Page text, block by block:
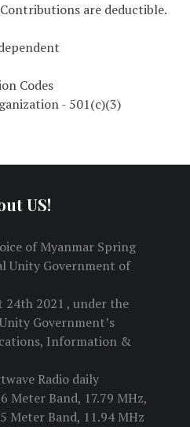
are deductible.
Codes
- 501(c)(3)
US!
of Myanmar Spring
Unity Government of
24th 2021 , under the
Government’s
Information &
Radio daily
Meter Band, 17.79 MHz,
Meter Band, 11.94 MHz